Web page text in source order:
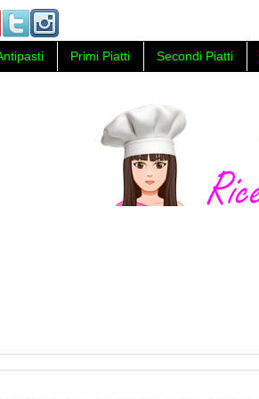
Primi Piatti Secondi Piatti